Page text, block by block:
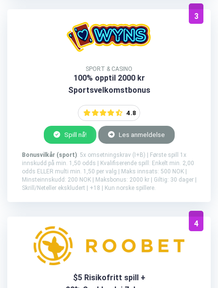
3
SPORT & CASINO
100% opptil 2000 kr
Sportsvelkomstbonus
4.8
Spill nå! Les anmeldelse
Bonusvilkår (sport): 5x omsetningskrav (I+B) | Første spill 1x
innskudd på min. 1,50 odds | Kvalifiserende spill: Enkelt min. 2,00
odds ELLER multi min. 1,50 per valg | Maks innsats: 500 NOK |
Minsteinnskudd: 200 NOK | Maksbonus: 2000 kr | Giltig: 30 dager |
Skrill/Neteller ekskludert | +18 | Kun norske spillere.
4
$5 Risikofritt spill +